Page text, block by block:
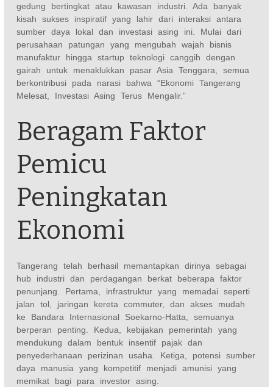
gedung bertingkat atau kawasan industri. Ada banyak
kisah sukses inspiratif yang lahir dari interaksi antara
sumber daya lokal dan investasi asing ini. Mulai dari
perusahaan patungan yang mengubah wajah bisnis
manufaktur hingga startup teknologi canggih dengan
gairah untuk menaklukkan pasar Asia Tenggara, semua
berkontribusi pada narasi bahwa “Ekonomi Tangerang
Melesat, Investasi Asing Terus Mengalir.”
Beragam Faktor
Pemicu
Peningkatan
Ekonomi
Tangerang telah berhasil memantapkan dirinya sebagai
hub industri dan perdagangan berkat beberapa faktor
penunjang. Pertama, infrastruktur yang memadai seperti
jalan tol, jaringan kereta commuter, dan akses mudah
ke Bandara Internasional Soekarno-Hatta, semuanya
berperan penting. Kedua, kebijakan pemerintah yang
mendukung dalam bentuk insentif pajak dan
penyederhanaan perizinan usaha. Ketiga, potensi sumber
daya manusia yang kompetitif menjadi amunisi yang
memikat bagi para investor asing.